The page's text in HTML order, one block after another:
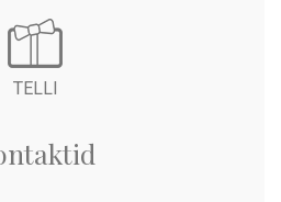
TELLI